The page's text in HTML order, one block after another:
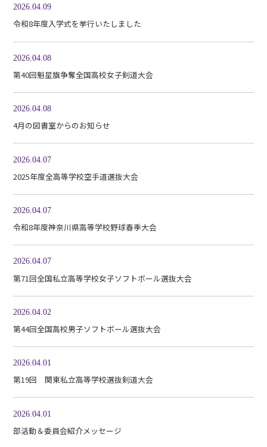
2026.04.09
令和8年度入学式を挙行いたしました
2026.04.08
第40回魁星旗争奪全国高校女子剣道大会
2026.04.08
4月の図書室からのお知らせ
2026.04.07
2025年度全高等学校空手道選抜大会
2026.04.07
令和8年度神奈川県高等学校野球春季大会
2026.04.07
第71回全国私立高等学校女子ソフトボール選抜大会
2026.04.02
第44回全国高校男子ソフトボール選抜大会
2026.04.01
第19回 関東私立高等学校選抜剣道大会
2026.04.01
部活動＆委員会紹介メッセージ